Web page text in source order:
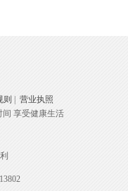
则
营业执照
间 享受健康生活